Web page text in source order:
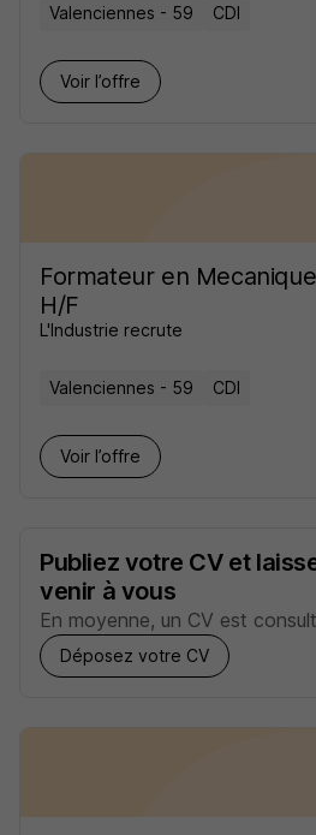
Valenciennes - 59 CDI
Voir l’offre
Formateur en
H/F
L'Industrie recrute
Valenciennes - 59 CDI
Voir l’offre
Publiez votre CV et
venir à vous
En moyenne, un CV est
Déposez votre CV